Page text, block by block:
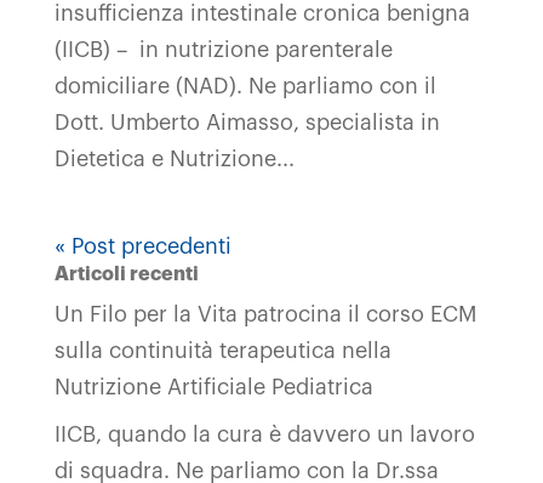
insufficienza intestinale cronica benigna
(IICB) – in nutrizione parenterale
domiciliare (NAD). Ne parliamo con il
Dott. Umberto Aimasso, specialista in
Dietetica e Nutrizione...
« Post precedenti
Articoli recenti
Un Filo per la Vita patrocina il corso ECM
sulla continuità terapeutica nella
Nutrizione Artificiale Pediatrica
IICB, quando la cura è davvero un lavoro
di squadra. Ne parliamo con la Dr.ssa